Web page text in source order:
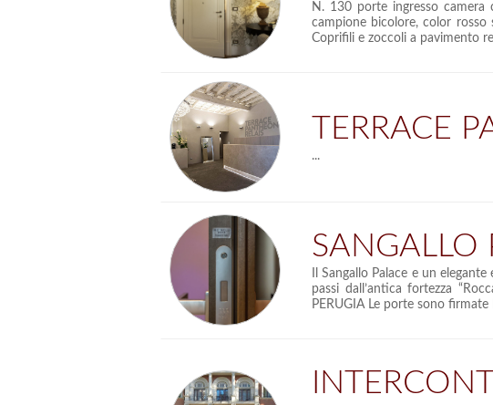
N. 130 porte ingresso
campione bicolore, color
Coprifili e zoccoli a pavimento
TERRACE
...
SANGALLO
Il Sangallo Palace e un
passi dall’antica fortezza
PERUGIA Le porte sono